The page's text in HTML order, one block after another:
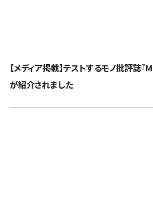
【メディア掲載】テストするモノ批評誌『
が紹介されました